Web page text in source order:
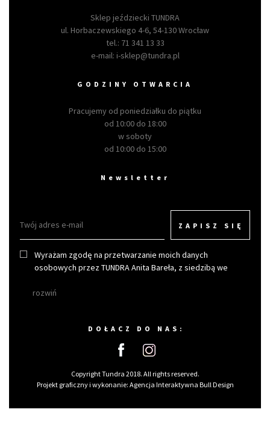
Sklep jeździecki TUNDRA
ul. Horbaczewskiego 4-6, 54-130 Wrocław
tel.: 71 341 13 33
e-mail: i-sklep@tundra.pl
GODZINY OTWARCIA
Pracujemy od poniedziałku do piątku
od 10:00 do 18:00
w soboty
od 10:00 do 15:00
Newsletter
ZAPISZ SIĘ
Wyrażam zgodę na przetwarzanie moich danych
osobowych przez TUNDRA Anita Bareła, z siedzibą we
rozwiń
DOŁACZ DO NAS:
Copyright Tundra 2018. All rights reserved.
Projekt graficzny i wykonanie: Agencja Interaktywna Bull Design